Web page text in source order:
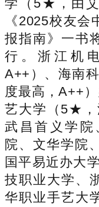
学（5★，由
《2025校友
报指南》一书
行。浙江机
A++）、海南
度最高，A++
艺大学（5★，
武昌首义学院
院、文华学院
国平易近办大
技职业大学、
华职业手艺大